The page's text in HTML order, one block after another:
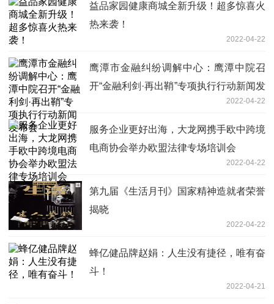
益品家园健康商城全新升级！超多惊喜火
热来袭！
2022-04-22
鹰潭市金融纠纷调解中心：鹰潭中院召
开“金融利剑·再出鞘”专项执行行动新闻发
2022-04-22
服务企业更好出海，大龙网携手欧中跨境
电商协会举办欧盟法律专场培训会
2022-04-22
第九届《生活月刊》国家精神造就者荣誉
揭晓
2022-04-22
蜂亿健品牌赵娟：人生没有捷径，唯有奋
斗！
2022-04-21